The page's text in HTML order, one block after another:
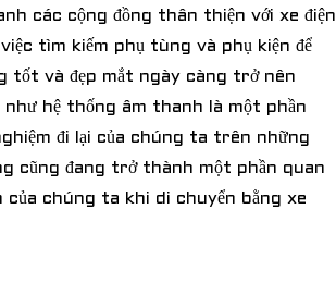
các cộng đồng thân thiện với xe điện
tìm kiếm phụ tùng và phụ kiện để
tốt và đẹp mắt ngày càng trở nên
hệ thống âm thanh là một phần
đi lại của chúng ta trên những
cũng đang trở thành một phần quan
chúng ta khi di chuyển bằng xe